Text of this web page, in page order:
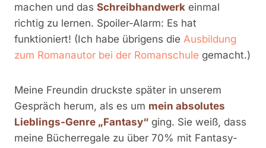
machen und das Schreibhandwerk einmal
richtig zu lernen. Spoiler-Alarm: Es hat
funktioniert! (Ich habe übrigens die Ausbildung
zum Romanautor bei der Romanschule gemacht.)
Meine Freundin druckste später in unserem
Gespräch herum, als es um mein absolutes
Lieblings-Genre „Fantasy“ ging. Sie weiß, dass
meine Bücherregale zu über 70% mit Fantasy-